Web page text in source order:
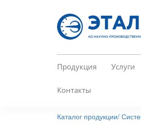
Продукция Услуги
Контакты
Каталог продукции/